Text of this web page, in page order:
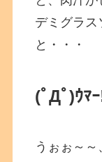
デミグラス
と・・・
(ﾟДﾟ)ｳﾏ
うぉぉ～～